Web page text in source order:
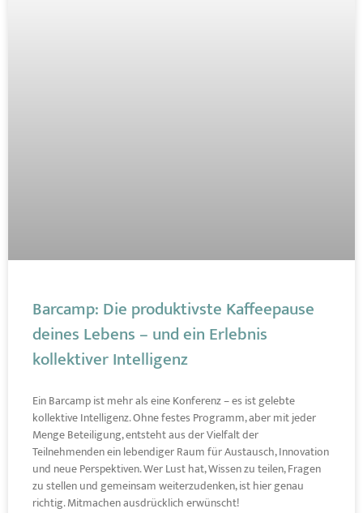
Barcamp: Die produktivste Kaffeepause
deines Lebens – und ein Erlebnis
kollektiver Intelligenz
Ein Barcamp ist mehr als eine Konferenz – es ist gelebte
kollektive Intelligenz. Ohne festes Programm, aber mit jeder
Menge Beteiligung, entsteht aus der Vielfalt der
Teilnehmenden ein lebendiger Raum für Austausch, Innovation
und neue Perspektiven. Wer Lust hat, Wissen zu teilen, Fragen
zu stellen und gemeinsam weiterzudenken, ist hier genau
richtig. Mitmachen ausdrücklich erwünscht!